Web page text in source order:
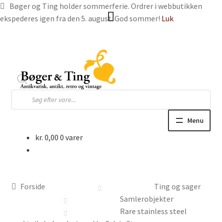
Bøger og Ting holder sommerferie. Ordrer i webbutikken
ekspederes igen fra den 5. august. God sommer! Luk
navigation
indhold
Products
search
Menu
kr. 0,00 0 varer
Forside
Ting og sager
Samlerobjekter
Rare stainless steel